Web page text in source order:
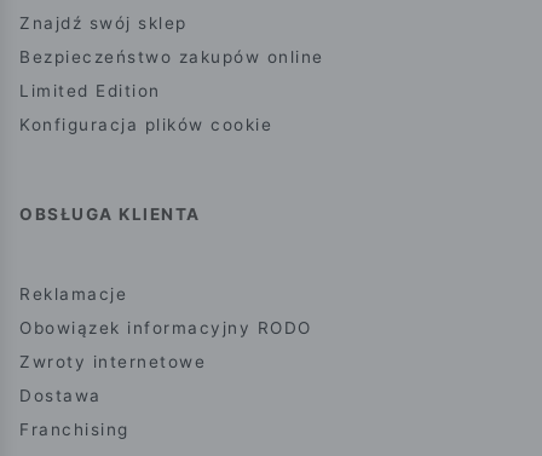
Znajdź swój sklep
Bezpieczeństwo zakupów online
Limited Edition
Konfiguracja plików cookie
OBSŁUGA KLIENTA
Reklamacje
Obowiązek informacyjny RODO
Zwroty internetowe
Dostawa
Franchising